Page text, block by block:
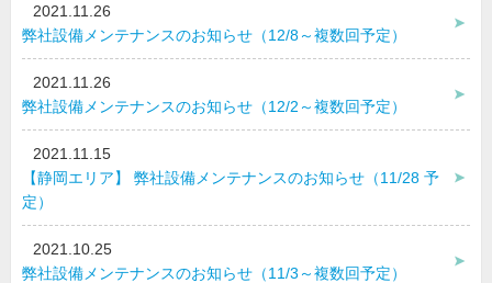
2021.11.26
弊社設備メンテナンスのお知らせ（12/8～複数回予定）
2021.11.26
弊社設備メンテナンスのお知らせ（12/2～複数回予定）
2021.11.15
【静岡エリア】 弊社設備メンテナンスのお知らせ（11/28 予
定）
2021.10.25
弊社設備メンテナンスのお知らせ（11/3～複数回予定）